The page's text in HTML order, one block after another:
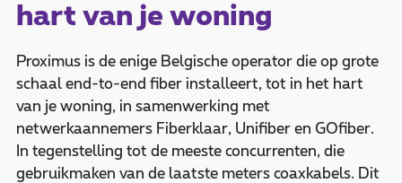
hart van je woning
Proximus is de enige Belgische operator die op grote
schaal end-to-end fiber installeert, tot in het hart
van je woning, in samenwerking met
netwerkaannemers Fiberklaar, Unifiber en GOfiber.
In tegenstelling tot de meeste concurrenten, die
gebruikmaken van de laatste meters coaxkabels. Dit